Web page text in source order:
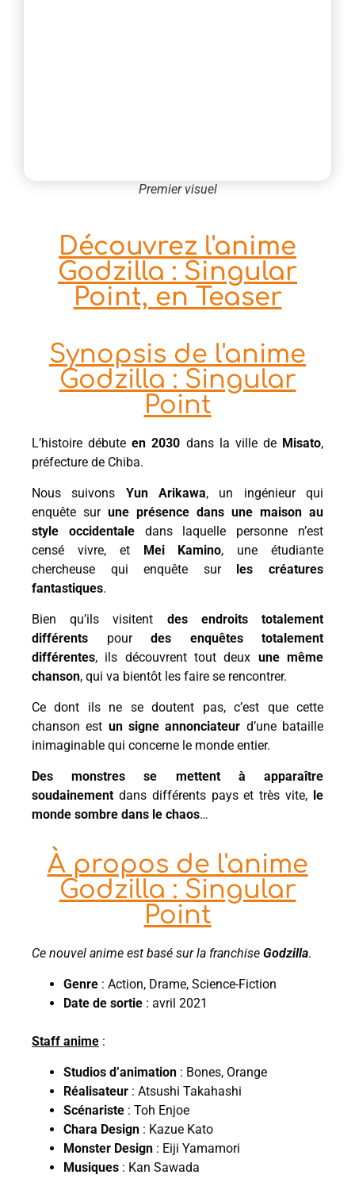
Premier visuel
Découvrez l'anime
Godzilla : Singular
Point, en Teaser
Synopsis de l'anime
Godzilla : Singular
Point
L’histoire débuteen 2030 dans la ville de Misato,
préfecture de Chiba.
Nous suivons Yun Arikawa, un ingénieur qui
enquête sur une présence dans une maison au
style occidentaledans laquelle personne n’est
censé vivre, et Mei Kamino, une étudiante
chercheuse qui enquête sur les créatures
fantastiques.
Bien qu’ils visitent des endroits totalement
différents pour des enquêtes totalement
différentes, ils découvrent tout deux une même
chanson, qui va bientôt les faire se rencontrer.
Ce dont ils ne se doutent pas, c’est que cette
chanson est un signe annonciateur d’une bataille
inimaginable qui concerne le monde entier.
Des monstres se mettent à apparaître
soudainement dans différents pays et très vite, le
monde sombre dans le chaos…
À propos de l'anime
Godzilla : Singular
Point
Ce nouvel anime est basé sur la franchise Godzilla.
Genre : Action, Drame, Science-Fiction
Date de sortie : avril 2021
Staff anime :
Studios d’animation : Bones, Orange
Réalisateur : Atsushi Takahashi
Scénariste : Toh Enjoe
Chara Design : Kazue Kato
Monster Design : Eiji Yamamori
Musiques : Kan Sawada